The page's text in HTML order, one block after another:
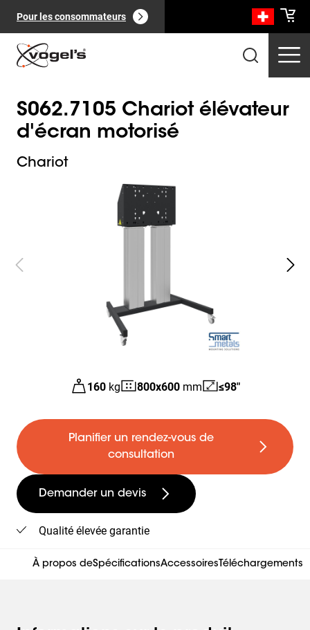
Pour les consommateurs
Produits professionnels
S062.7105 Chariot élévateur
d'écran motorisé
Chariot
160 kg 800x600mm ≤98"
Planifier un rendez-vous de
consultation
Demander un devis
Qualité élevée garantie
À propos deSpécificationsAccessoires Téléchargements